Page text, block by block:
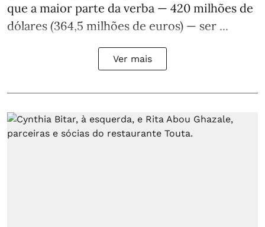
que a maior parte da verba — 420 milhões de
dólares (364,5 milhões de euros) — ser ...
Ver mais